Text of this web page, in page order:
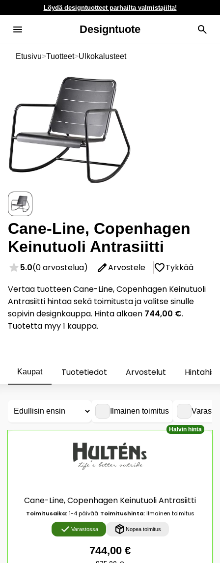
Löydä designtuotteet parhailta valmistajilta!
Designtuote
Etusivu>Tuotteet>Ulkokalusteet
Cane-Line, Copenhagen
Keinutuoli Antrasiitti
5.0(0 arvostelua) Arvostele
Tykkää
Vertaa tuotteen Cane-Line, Copenhagen Keinutuoli
Antrasiitti hintaa sekä toimitusta ja valitse sinulle
sopivin designkauppa. Hinta alkaen 744,00 €.
Tuotetta myy 1 kauppa.
Kaupat Tuotetiedot Arvostelut
Ilmainen toimitus
Halvin hinta
Cane-Line, Copenhagen Keinutuoli Antrasiitti
Toimitusaika:1-4 päivää Toimitushinta:Ilmainen toimitus
Varastossa Nopea toimitus
744,00 €